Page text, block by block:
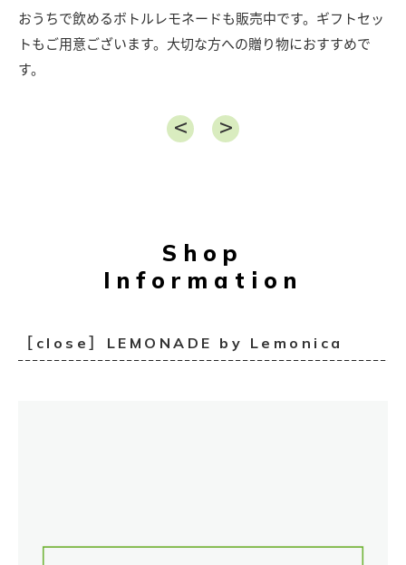
おうちで飲めるボトルレモネードも販売中です。ギフトセッ
トもご用意ございます。大切な方への贈り物におすすめで
す。
Shop
Information
［close］LEMONADE by Lemonica